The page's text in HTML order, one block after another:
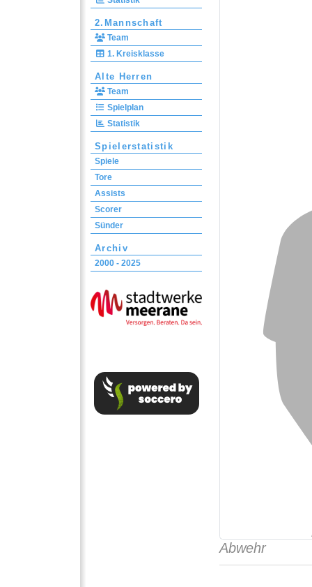
2.Mannschaft
Team
1. Kreisklasse
Alte Herren
Team
Spielplan
Statistik
Spielerstatistik
Spiele
Tore
Assists
Scorer
Sünder
Archiv
2000 - 2025
Abwehr